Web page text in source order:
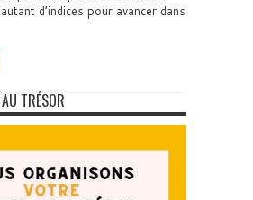
d’indices pour avancer dans
TRÉSOR